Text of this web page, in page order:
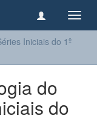
Iniciais do 1º
do
do